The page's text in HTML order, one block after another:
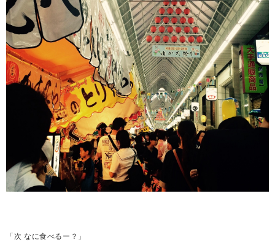
「次 なに食べるー？」